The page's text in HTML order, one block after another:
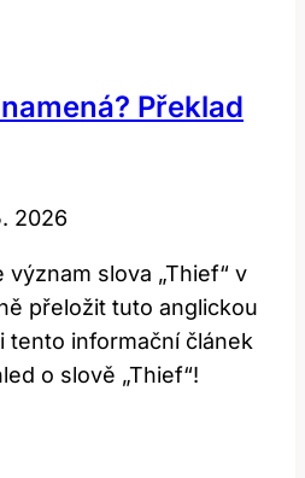
Překlad
2026
slova „Thief“ v
přeložit tuto anglickou
tento informační článek
o slově „Thief“!